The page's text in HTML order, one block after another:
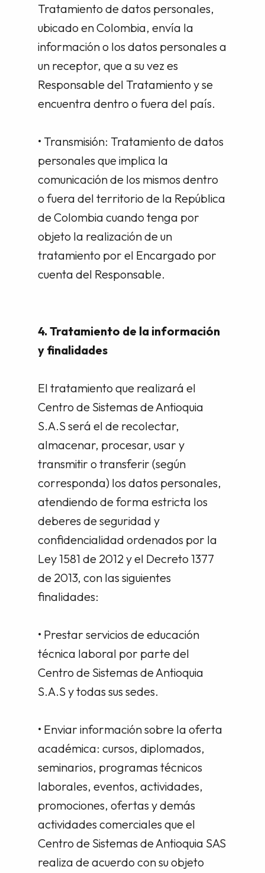
Tratamiento de datos personales,
ubicado en Colombia, envía la
información o los datos personales a
un receptor, que a su vez es
Responsable del Tratamiento y se
encuentra dentro o fuera del país.
• Transmisión: Tratamiento de datos
personales que implica la
comunicación de los mismos dentro
o fuera del territorio de la República
de Colombia cuando tenga por
objeto la realización de un
tratamiento por el Encargado por
cuenta del Responsable.
4. Tratamiento de la información
y finalidades
El tratamiento que realizará el
Centro de Sistemas de Antioquia
S.A.S será el de recolectar,
almacenar, procesar, usar y
transmitir o transferir (según
corresponda) los datos personales,
atendiendo de forma estricta los
deberes de seguridad y
confidencialidad ordenados por la
Ley 1581 de 2012 y el Decreto 1377
de 2013, con las siguientes
finalidades:
• Prestar servicios de educación
técnica laboral por parte del
Centro de Sistemas de Antioquia
S.A.S y todas sus sedes.
• Enviar información sobre la oferta
académica: cursos, diplomados,
seminarios, programas técnicos
laborales, eventos, actividades,
promociones, ofertas y demás
actividades comerciales que el
Centro de Sistemas de Antioquia SAS
realiza de acuerdo con su objeto